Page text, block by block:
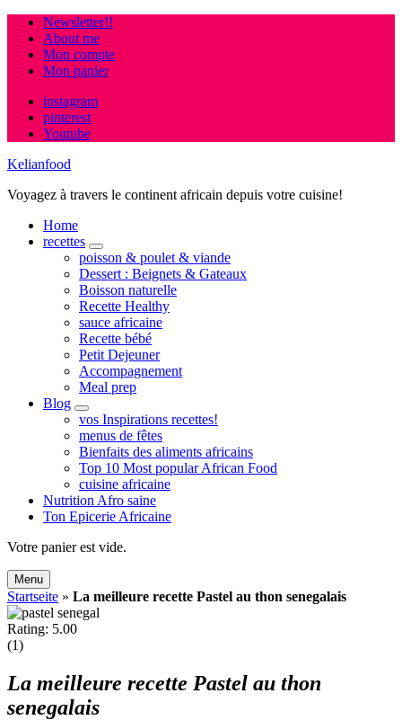
Newsletter!!
About me
Mon compte
Mon panier
instagram
pinterest
Youtube
Kelianfood
Voyagez à travers le continent africain depuis votre cuisine!
Home
recettes
expand
child
menu
poisson & poulet & viande
Dessert : Beignets & Gateaux
Boisson naturelle
Recette Healthy
sauce africaine
Recette bébé
Petit Dejeuner
Accompagnement
Meal prep
Blog
expand
child
menu
vos Inspirations recettes!
menus de fêtes
Bienfaits des aliments africains
Top 10 Most popular African Food
cuisine africaine
Nutrition Afro saine
Ton Epicerie Africaine
Search
Votre panier est vide.
Menu
Startseite » La meilleure recette Pastel au thon senegalais
Rating: 5.00
(1)
La meilleure recette Pastel au thon
senegalais